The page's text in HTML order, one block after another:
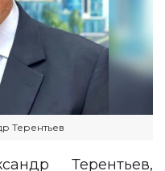
Терентьев
Терентьев,